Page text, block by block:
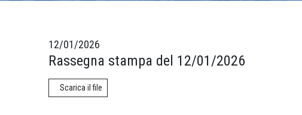
12/01/2026
Rassegna stampa del 12/01/2026
Scarica il file